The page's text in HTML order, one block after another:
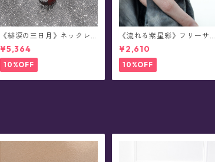
《緋涙の三日月》ネックレ
ス
¥5,364
10%OFF
《流れる紫星彩》フリーサ
イズ・リング
¥2,610
10%OFF